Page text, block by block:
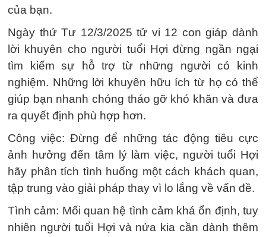
của bạn.
Ngày thứ Tư 12/3/2025 tử vi 12 con giáp dành
lời khuyên cho người tuổi Hợi đừng ngần ngại
tìm kiếm sự hỗ trợ từ những người có kinh
nghiệm. Những lời khuyên hữu ích từ họ có thể
giúp bạn nhanh chóng tháo gỡ khó khăn và đưa
ra quyết định phù hợp hơn.
Công việc: Đừng để những tác động tiêu cực
ảnh hưởng đến tâm lý làm việc, người tuổi Hợi
hãy phân tích tình huống một cách khách quan,
tập trung vào giải pháp thay vì lo lắng về vấn đề.
Tình cảm: Mối quan hệ tình cảm khá ổn định, tuy
nhiên người tuổi Hợi và nửa kia cần dành thêm